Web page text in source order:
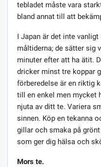
tebladet måste vara
bland annat till att
I Japan är det inte
måltiderna; de sätter sig
minuter efter att ha ätit.
dricker minst tre koppar
förberedelse är en riktig
till en enkel men mycket
njuta av ditt te. Variera
sinnen. Köp en tekanna
gillar och smaka på
som ger dig hälsa och
Mors te.